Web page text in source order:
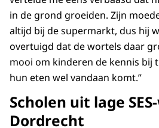
in de grond groeiden. Zijn
altijd bij de supermarkt, dus hij
overtuigd dat de wortels daar
mooi om kinderen de kennis bij
hun eten wel vandaan komt.”
Scholen uit lage
Dordrecht